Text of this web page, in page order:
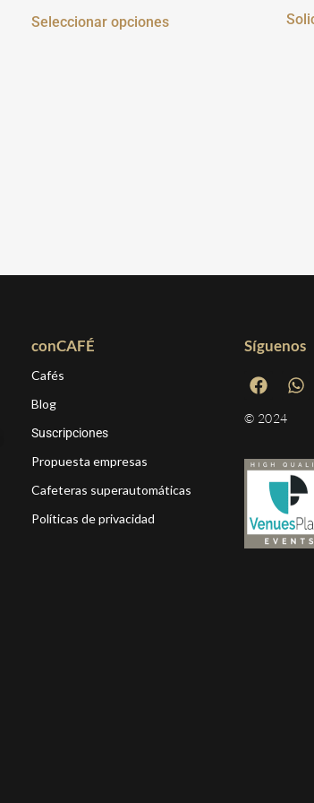
Seleccionar opciones
conCAFÉ
Cafés
Blog
Suscripciones
Propuesta empresas
Cafeteras superautomáticas
Políticas de privacidad
Síguenos
© 2024